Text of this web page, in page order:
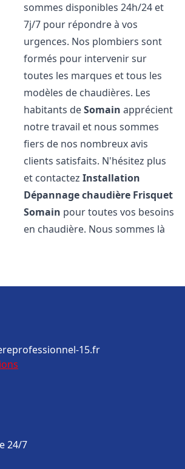
sommes disponibles 24h/24 et
7j/7 pour répondre à vos
urgences. Nos plombiers sont
formés pour intervenir sur
toutes les marques et tous les
modèles de chaudières. Les
habitants deSomain apprécient
notre travail et nous sommes
fiers de nos nombreux avis
clients satisfaits. N'hésitez plus
et contactezInstallation
Dépannage chaudière Frisquet
Somain pour toutes vos besoins
en chaudière. Nous sommes là
15.fr
24/7